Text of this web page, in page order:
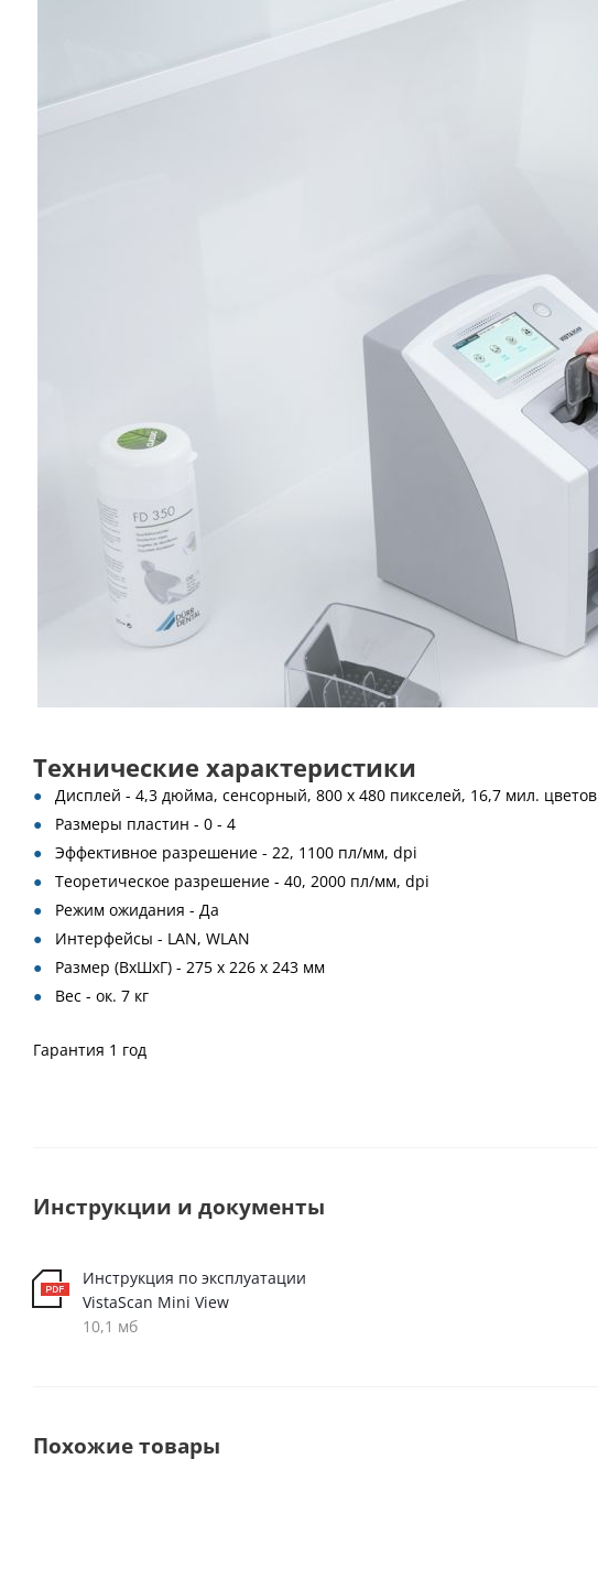
Технические характеристики
Дисплей - 4,3 дюйма, сенсорный, 800 x 480 пикселей, 16,7 мил. цветов
Размеры пластин - 0 - 4
Эффективное разрешение - 22, 1100 пл/мм, dpi
Теоретическое разрешение - 40, 2000 пл/мм, dpi
Режим ожидания - Да
Интерфейсы - LAN, WLAN
Размер (ВxШxГ) - 275 x 226 x 243 мм
Вес - ок. 7 кг
Гарантия 1 год
Инструкции и документы
Инструкция по эксплуатации
VistaScan Mini View
10,1 мб
Похожие товары